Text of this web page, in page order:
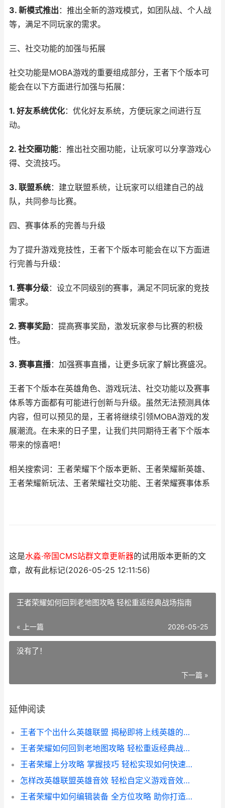
3. 新模式推出 ：推出全新的游戏模式，如团队战、个人战
等，满足不同玩家的需求。
三、社交功能的加强与拓展
社交功能是MOBA游戏的重要组成部分，王者下个版本可
能会在以下方面进行加强与拓展：
1. 好友系统优化：优化好友系统，方便玩家之间进行互
动。
2. 社交圈功能：推出社交圈功能，让玩家可以分享游戏心
得、交流技巧。
3. 联盟系统：建立联盟系统，让玩家可以组建自己的战
队，共同参与比赛。
四、赛事体系的完善与升级
为了提升游戏竞技性，王者下个版本可能会在以下方面进
行完善与升级：
1. 赛事分级：设立不同级别的赛事，满足不同玩家的竞技
需求。
2. 赛事奖励：提高赛事奖励，激发玩家参与比赛的积极
性。
3. 赛事直播：加强赛事直播，让更多玩家了解比赛盛况。
王者下个版本在英雄角色、游戏玩法、社交功能以及赛事
体系等方面都有可能进行创新与升级。虽然无法预测具体
内容，但可以预见的是，王者将继续引领MOBA游戏的发
展潮流。在未来的日子里，让我们共同期待王者下个版本
带来的惊喜吧！
相关搜索词：王者荣耀下个版本更新、王者荣耀新英雄、
王者荣耀新玩法、王者荣耀社交功能、王者荣耀赛事体系
这是水淼·帝国CMS站群文章更新器的试用版本更新的文
章，故有此标记(2026-05-25 12:11:56)
王者荣耀如何回到老地图攻略 轻松重返经典战场指南
« 上一篇 2026-05-25
没有了！
下一篇 »
延伸阅读
王者下个出什么英雄联盟 揭秘即将上线英雄的神秘面纱
王者荣耀如何回到老地图攻略 轻松重返经典战场指南
王者荣耀上分攻略 掌握技巧 轻松实现如何快速上墙
怎样改英雄联盟英雄音效 轻松自定义游戏音效攻略
王者荣耀中如何编辑装备 全方位攻略 助你打造最强装备组合